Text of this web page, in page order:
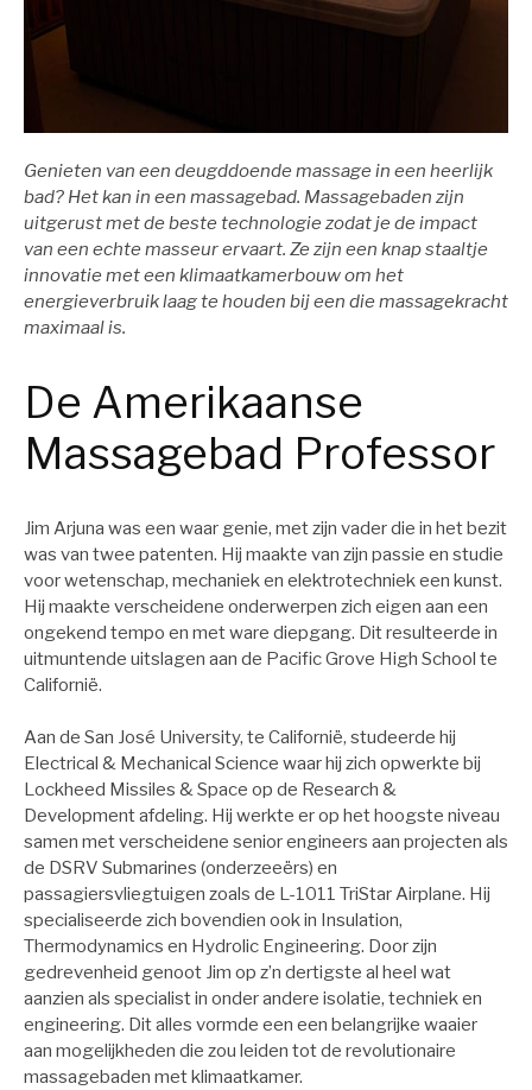
Genieten van een deugddoende massage in een heerlijk
bad? Het kan in een massagebad. Massagebaden zijn
uitgerust met de beste technologie zodat je de impact
van een echte masseur ervaart. Ze zijn een knap staaltje
innovatie met een klimaatkamerbouw om het
energieverbruik laag te houden bij een die massagekracht
maximaal is.
De Amerikaanse
Massagebad Professor
Jim Arjuna was een waar genie, met zijn vader die in het bezit
was van twee patenten. Hij maakte van zijn passie en studie
voor wetenschap, mechaniek en elektrotechniek een kunst.
Hij maakte verscheidene onderwerpen zich eigen aan een
ongekend tempo en met ware diepgang. Dit resulteerde in
uitmuntende uitslagen aan de Pacific Grove High School te
Californië.
Aan de San José University, te Californië, studeerde hij
Electrical & Mechanical Science waar hij zich opwerkte bij
Lockheed Missiles & Space op de Research &
Development afdeling. Hij werkte er op het hoogste niveau
samen met verscheidene senior engineers aan projecten als
de DSRV Submarines (onderzeeërs) en
passagiersvliegtuigen zoals de L-1011 TriStar Airplane. Hij
specialiseerde zich bovendien ook in Insulation,
Thermodynamics en Hydrolic Engineering. Door zijn
gedrevenheid genoot Jim op z’n dertigste al heel wat
aanzien als specialist in onder andere isolatie, techniek en
engineering. Dit alles vormde een een belangrijke waaier
aan mogelijkheden die zou leiden tot de revolutionaire
massagebaden met klimaatkamer.